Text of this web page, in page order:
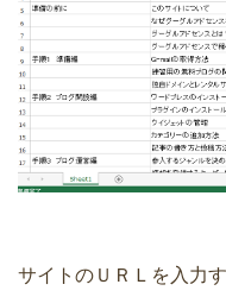
サイトのＵＲＬを入力